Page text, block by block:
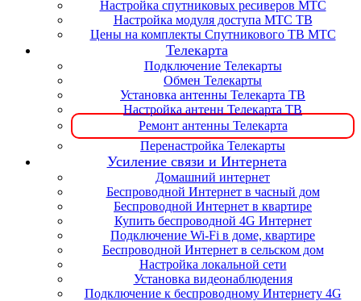
Настройка спутниковых ресиверов МТС
Настройка модуля доступа МТС ТВ
Цены на комплекты Спутникового ТВ МТС
Телекарта
Подключение Телекарты
Обмен Телекарты
Установка антенны Телекарта ТВ
Настройка антенн Телекарта ТВ
Ремонт антенны Телекарта
Перенастройка Телекарты
Усиление связи и Интернета
Домашний интернет
Беспроводной Интернет в часный дом
Беспроводной Интернет в квартире
Купить беспроводной 4G Интернет
Подключение Wi-Fi в доме, квартире
Беспроводной Интернет в сельском дом
Настройка локальной сети
Установка видеонаблюдения
Подключение к беспроводному Интернету 4G